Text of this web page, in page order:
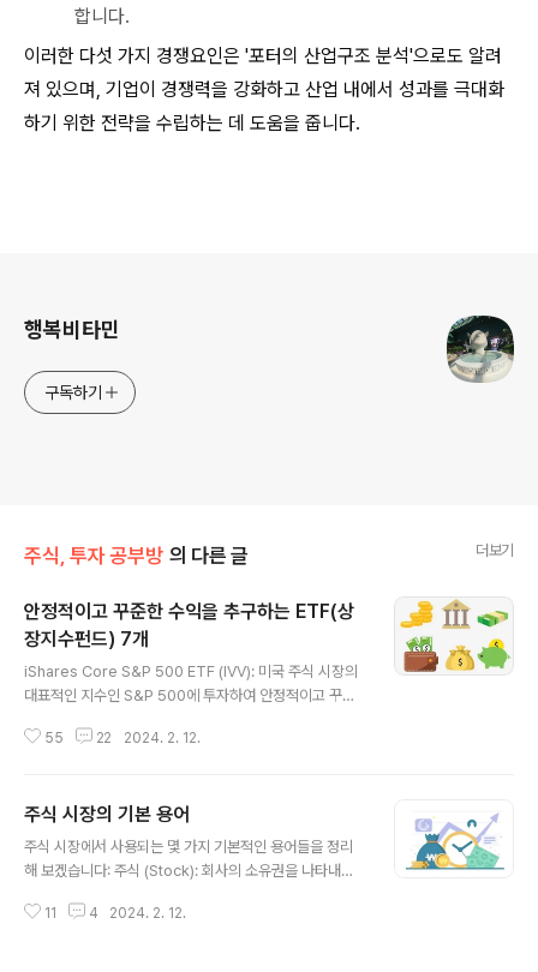
합니다.
이러한 다섯 가지 경쟁요인은 '포터의 산업구조 분석'으로도 알려
져 있으며, 기업이 경쟁력을 강화하고 산업 내에서 성과를 극대화
하기 위한 전략을 수립하는 데 도움을 줍니다.
행복비타민
구독하기
주식, 투자 공부방 의 다른 글 더보기
안정적이고 꾸준한 수익을 추구하는 ETF(상
장지수펀드) 7개
iShares Core S&P 500 ETF (IVV): 미국 주식 시장의
대표적인 지수인 S&P 500에 투자하여 안정적이고 꾸준
Stock Market ETF (VTI): 미국 전체 시장에 걸친 투자
0 ETF (IWM): 미국 소형주 기업에 투자하는 ETF로, 대형
주에 비해 성장 가능성이 있으면서도 안정성을 가지고 있
을 수 있습니다. Vanguard Dividend Appreciation E
하여 안정적인 수익과 배당을 추구하는 ETF입니다. Inve
55 22 2024. 2. 12.
주식 시장의 기본 용어
주식 시장에서 사용되는 몇 가지 기본적인 용어들을 정리
해 보겠습니다: 주식 (Stock): 회사의 소유권을 나타내는
주 (Shareholder): 주식을 소유한 개인이나 단체로, 회사
11 4 2024. 2. 12.